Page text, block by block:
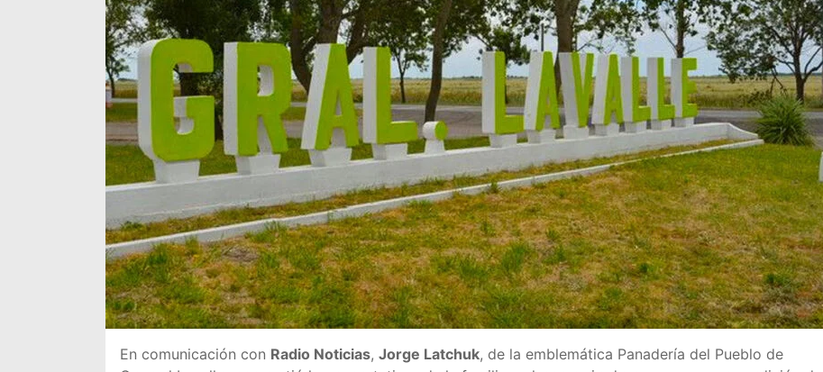
En comunicación con Radio Noticias, Jorge Latchuk, de la emblemática Panadería del Pueblo de